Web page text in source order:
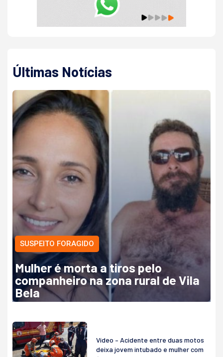
Últimas Notícias
SUSPEITO FORAGIDO
Mulher é morta a tiros pelo
companheiro na zona rural de Vila
Bela
Vídeo – Acidente entre duas motos
deixa jovem intubado e mulher com